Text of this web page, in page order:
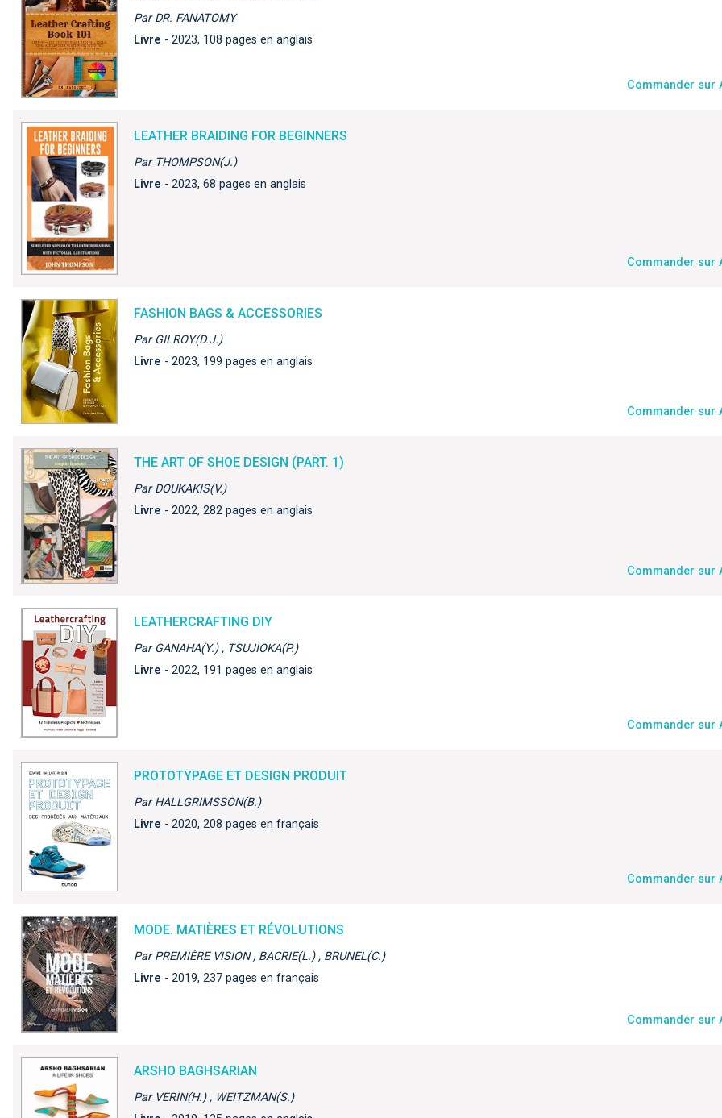
Par DR. FANATOMY
Livre - 2023, 108 pages en anglais
Commander sur
LEATHER BRAIDING FOR BEGINNERS
Par THOMPSON(J.)
Livre - 2023, 68 pages en anglais
Commander sur
FASHION BAGS & ACCESSORIES
Par GILROY(D.J.)
Livre - 2023, 199 pages en anglais
Commander sur
THE ART OF SHOE DESIGN (PART. 1)
Par DOUKAKIS(V.)
Livre - 2022, 282 pages en anglais
Commander sur
LEATHERCRAFTING DIY
Par GANAHA(Y.) , TSUJIOKA(P.)
Livre - 2022, 191 pages en anglais
Commander sur
PROTOTYPAGE ET DESIGN PRODUIT
Par HALLGRIMSSON(B.)
Livre - 2020, 208 pages en français
Commander sur
MODE. MATIÈRES ET RÉVOLUTIONS
Par PREMIÈRE VISION , BACRIE(L.) , BRUNEL(C.)
Livre - 2019, 237 pages en français
Commander sur
ARSHO BAGHSARIAN
Par VERIN(H.) , WEITZMAN(S.)